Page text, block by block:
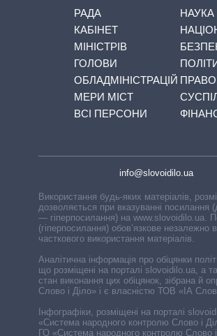
РАДА
КАБІНЕТ
МІНІСТРІВ
ГОЛОВИ
ОБЛАДМІНІСТРАЦІЙ
МЕРИ МІСТ
ВСІ ПЕРСОНИ
НАУКА
ПРАВО
info@slovoidilo.ua
Використання будь-яких матеріалів,
дозволяється при вказуванні посилання
— гіперпосилання) на www.slovoidilo.ua.
(гіперпосилання) обов’язкове незалежно
часткового використання матеріалів.
Аналітична інформація про обіцянки
що розміщені на порталі slovoidilo.ua, а
стан виконання цих обіцянок, зібрана й
Слово і Діло» і є власністю ТОВ «ІА
Інфографіки, розміщені на порталі
«Система народного контролю Слово і
ГО «Система народного контролю Слово і